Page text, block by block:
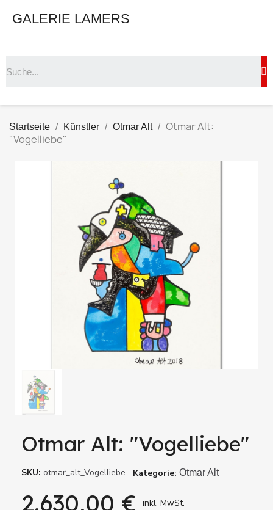
GALERIE LAMERS
Startseite Künstler Otmar Alt
Otmar Alt:
"Vogelliebe"
Otmar Alt: "Vogelliebe"
SKU otmar_alt_Vogelliebe Kategorie Otmar Alt
2.630,00 € inkl. MwSt.